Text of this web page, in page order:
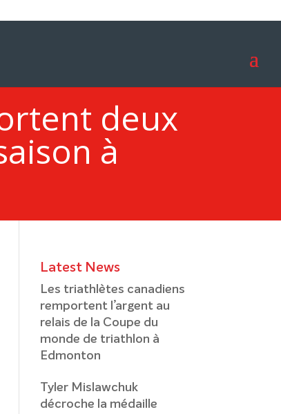
deux
à
Latest News
Les triathlètes canadiens
remportent l’argent au
relais de la Coupe du
monde de triathlon à
Edmonton
Tyler Mislawchuk
décroche la médaille